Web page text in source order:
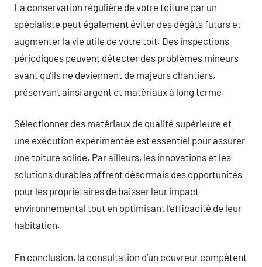
La conservation régulière de votre toiture par un
spécialiste peut également éviter des dégâts futurs et
augmenter la vie utile de votre toit. Des inspections
périodiques peuvent détecter des problèmes mineurs
avant qu’ils ne deviennent de majeurs chantiers,
préservant ainsi argent et matériaux à long terme.
Sélectionner des matériaux de qualité supérieure et
une exécution expérimentée est essentiel pour assurer
une toiture solide. Par ailleurs, les innovations et les
solutions durables offrent désormais des opportunités
pour les propriétaires de baisser leur impact
environnemental tout en optimisant l’efficacité de leur
habitation.
En conclusion, la consultation d’un couvreur compétent